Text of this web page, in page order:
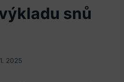
snů
2025